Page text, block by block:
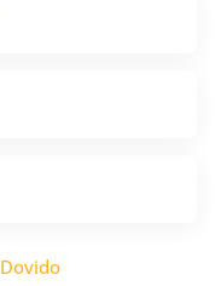
Dovido